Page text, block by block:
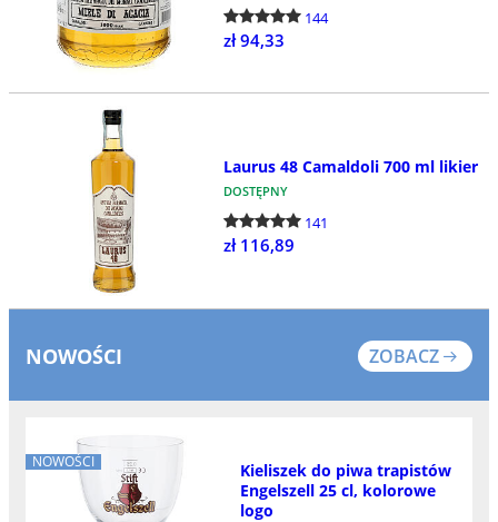
144
zł 94,33
Laurus 48 Camaldoli 700 ml likier
DOSTĘPNY
141
zł 116,89
NOWOŚCI ZOBACZ
NOWOŚCI
Kieliszek do piwa trapistów
Engelszell 25 cl, kolorowe
logo